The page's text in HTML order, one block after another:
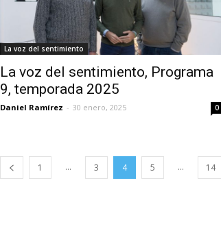
La voz del sentimiento
La voz del sentimiento, Programa
9, temporada 2025
Daniel Ramírez - 30 enero, 2025 0
1 ... 3 4 5 ... 14